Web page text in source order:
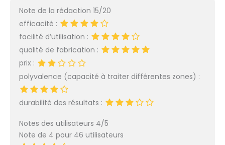
Note de la rédaction 15/20
efficacité :
facilité d’utilisation :
qualité de fabrication :
prix :
polyvalence (capacité à traiter différentes zones) :
durabilité des résultats :
Notes des utilisateurs 4/5
Note de 4 pour 46 utilisateurs